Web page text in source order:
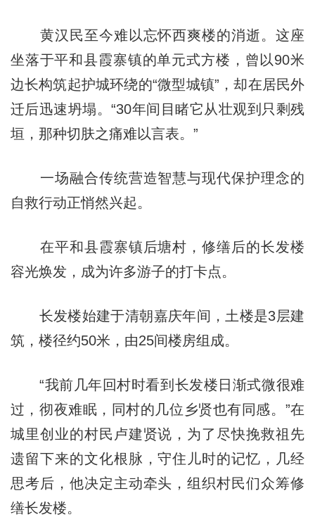
黄汉民至今难以忘怀西爽楼的消逝。这座
坐落于平和县霞寨镇的单元式方楼，曾以90米
边长构筑起护城环绕的“微型城镇”，却在居民外
迁后迅速坍塌。“30年间目睹它从壮观到只剩残
垣，那种切肤之痛难以言表。”
一场融合传统营造智慧与现代保护理念的
自救行动正悄然兴起。
在平和县霞寨镇后塘村，修缮后的长发楼
容光焕发，成为许多游子的打卡点。
长发楼始建于清朝嘉庆年间，土楼是3层建
筑，楼径约50米，由25间楼房组成。
“我前几年回村时看到长发楼日渐式微很难
过，彻夜难眠，同村的几位乡贤也有同感。”在
城里创业的村民卢建贤说，为了尽快挽救祖先
遗留下来的文化根脉，守住儿时的记忆，几经
思考后，他决定主动牵头，组织村民们众筹修
缮长发楼。